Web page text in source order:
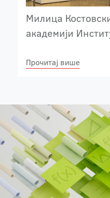
Милица
академији
Прочитај више